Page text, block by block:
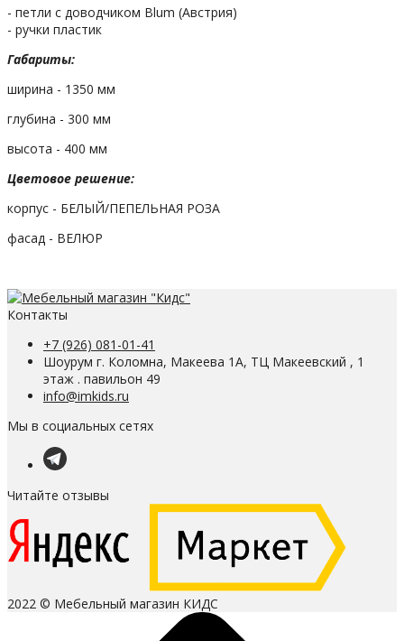
- петли с доводчиком Blum (Австрия)
- ручки пластик
Габариты:
ширина - 1350 мм
глубина - 300 мм
высота - 400 мм
Цветовое решение:
корпус - БЕЛЫЙ/ПЕПЕЛЬНАЯ РОЗА
фасад - ВЕЛЮР
Контакты
+7 (926) 081-01-41
Шоурум г. Коломна, Макеева 1А, ТЦ Макеевский , 1
этаж . павильон 49
info@imkids.ru
Мы в социальных сетях
Читайте отзывы
2022 © Мебельный магазин КИДС